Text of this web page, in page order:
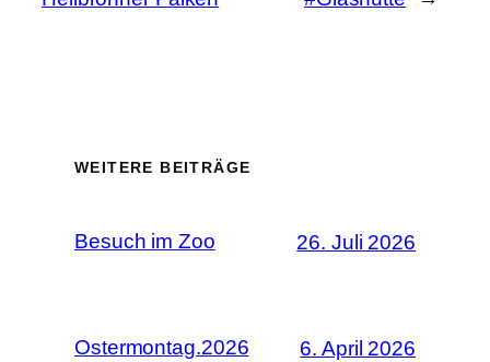
WEITERE BEITRÄGE
Besuch im Zoo 26. Juli 2026
Ostermontag.2026 6. April 2026